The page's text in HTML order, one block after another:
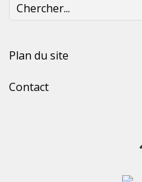
Plan du site
Contact